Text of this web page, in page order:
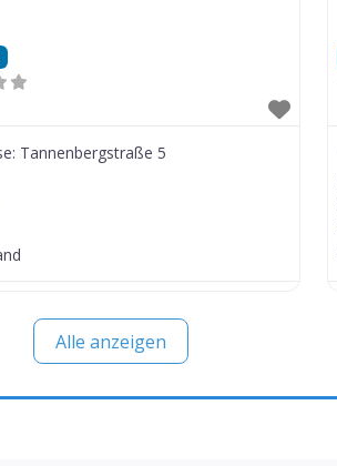
Tannenbergstraße 5
Alle anzeigen